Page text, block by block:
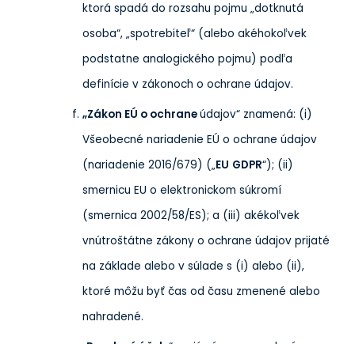
ktorá spadá do rozsahu pojmu „dotknutá
osoba“, „spotrebiteľ“ (alebo akéhokoľvek
podstatne analogického pojmu) podľa
definície v zákonoch o ochrane údajov.
„Zákon EÚ o ochraneúdajov“ znamená: (i)
Všeobecné nariadenie EÚ o ochrane údajov
(nariadenie 2016/679) („EU GDPR“); (ii)
smernicu EU o elektronickom súkromí
(smernica 2002/58/ES); a (iii) akékoľvek
vnútroštátne zákony o ochrane údajov prijaté
na základe alebo v súlade s (i) alebo (ii),
ktoré môžu byť čas od času zmenené alebo
nahradené.